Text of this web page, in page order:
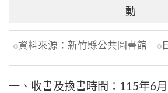
動
資料來源：新竹縣公共圖書館
一、收書及換書時間：115年6